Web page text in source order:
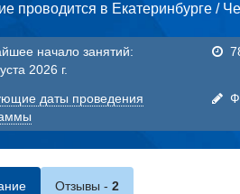
проводится в Екатеринбурге /
начало занятий:
2026 г.
даты проведения
Отзывы